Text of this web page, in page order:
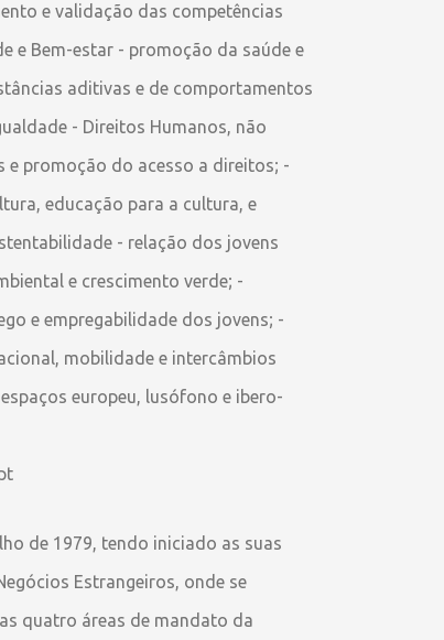
e validação das competências
e Bem-estar - promoção da saúde e
aditivas e de comportamentos
- Direitos Humanos, não
e promoção do acesso a direitos; -
educação para a cultura, e
- relação dos jovens
e crescimento verde; -
e empregabilidade dos jovens; -
mobilidade e intercâmbios
europeu, lusófono e ibero-
de 1979, tendo iniciado as suas
Estrangeiros, onde se
quatro áreas de mandato da